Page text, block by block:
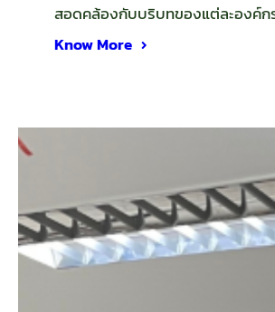
สอดคล้องกับบริบทของแต่ละองค์ก
Know More